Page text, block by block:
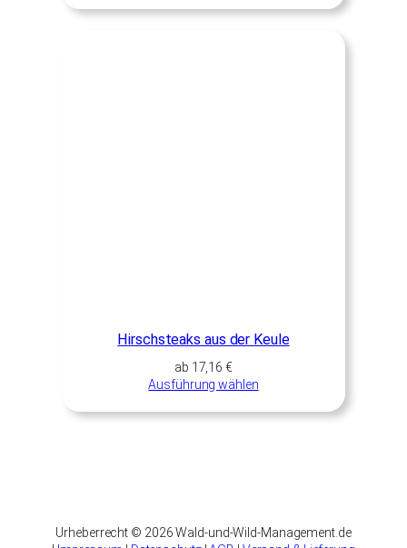
Hirschsteaks aus der Keule
ab 17,16€
Ausführung wählen
Urheberrecht © 2026 Wald-und-Wild-Management.de